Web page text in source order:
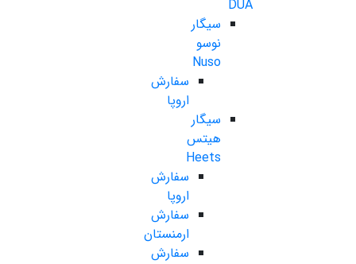
DUA
سیگار
نوسو
Nuso
سفارش
اروپا
سیگار
هیتس
Heets
سفارش
اروپا
سفارش
ارمنستان
سفارش